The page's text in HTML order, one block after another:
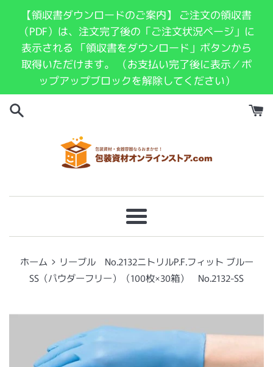
【領収書ダウンロードのご案内】 ご注文の領収書
（PDF）は、注文完了後の「ご注文状況ページ」に
表示される 「領収書をダウンロード」ボタンから
取得いただけます。 （お支払い完了後に表示／ポ
ップアップブロックを解除してください）
メ
ニ
ュ
ー
ホーム › リーブル No.2132ニトリルP.F.フィット ブルー
SS（パウダーフリー）（100枚×30箱） No.2132-SS